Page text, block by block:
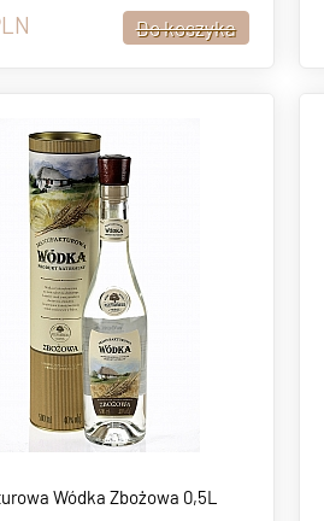
Wódka Zbożowa 0,5L